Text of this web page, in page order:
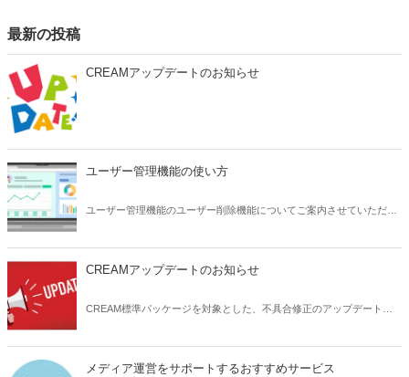
最新の投稿
CREAMアップデートのお知らせ
ユーザー管理機能の使い方
ユーザー管理機能のユーザー削除機能についてご案内させていただき
CREAMアップデートのお知らせ
CREAM標準パッケージを対象とした、不具合修正のアップデート内
メディア運営をサポートするおすすめサービス